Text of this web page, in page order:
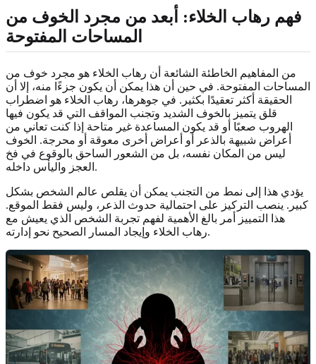
فهم رهاب الخلاء: أبعد من مجرد الخوف من
المساحات المفتوحة
من المفاهيم الخاطئة الشائعة أن رهاب الخلاء هو مجرد خوف من
المساحات المفتوحة. في حين أن هذا يمكن أن يكون جزءًا منه، إلا أن
الحقيقة أكثر تعقيدًا بكثير. في جوهرها، رهاب الخلاء هو اضطراب
قلق يتميز بالخوف الشديد وتجنب المواقف التي قد يكون فيها
الهروب صعبًا أو قد يكون المساعدة غير متاحة إذا كنت تعاني من
أعراض شبيهة بالذعر أو أعراض أخرى معوقة أو محرجة. الخوف
ليس من المكان نفسه، بل من الشعور الساحق بالوقوع في فخ
العجز واليأس داخله.
يؤدي هذا إلى نمط من التجنب يمكن أن يقلص عالم الشخص بشكل
كبير. ينصب التركيز على احتمالية حدوث الذعر، وليس فقط الموقع.
هذا التمييز أمر بالغ الأهمية لفهم تجربة الشخص الذي يعيش مع
رهاب الخلاء وإيجاد المسار الصحيح نحو إدارته.